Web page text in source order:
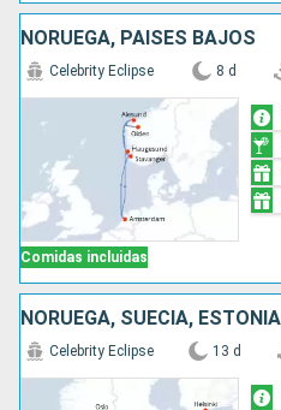
NORUEGA, PAISES BAJOS
Comidas incluidas
Celebrity Eclipse 8 d
Celebrity Eclipse 13 d